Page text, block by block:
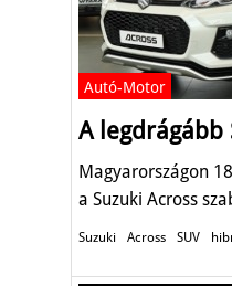
Autó-Motor
A legdrágább
Magyarországon
a Suzuki Across
Suzuki Across SUV